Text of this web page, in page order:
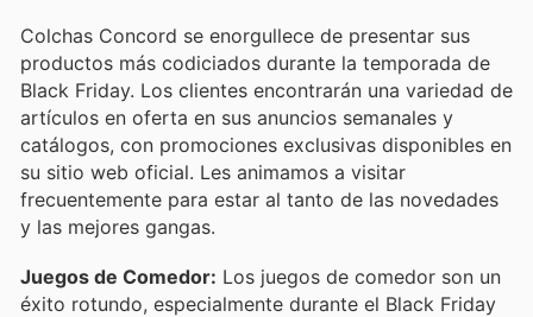
Colchas Concord se enorgullece de presentar sus
productos más codiciados durante la temporada de
Black Friday. Los clientes encontrarán una variedad de
artículos en oferta en sus anuncios semanales y
catálogos, con promociones exclusivas disponibles en
su sitio web oficial. Les animamos a visitar
frecuentemente para estar al tanto de las novedades
y las mejores gangas.
Juegos de Comedor: Los juegos de comedor son un
éxito rotundo, especialmente durante el Black Friday